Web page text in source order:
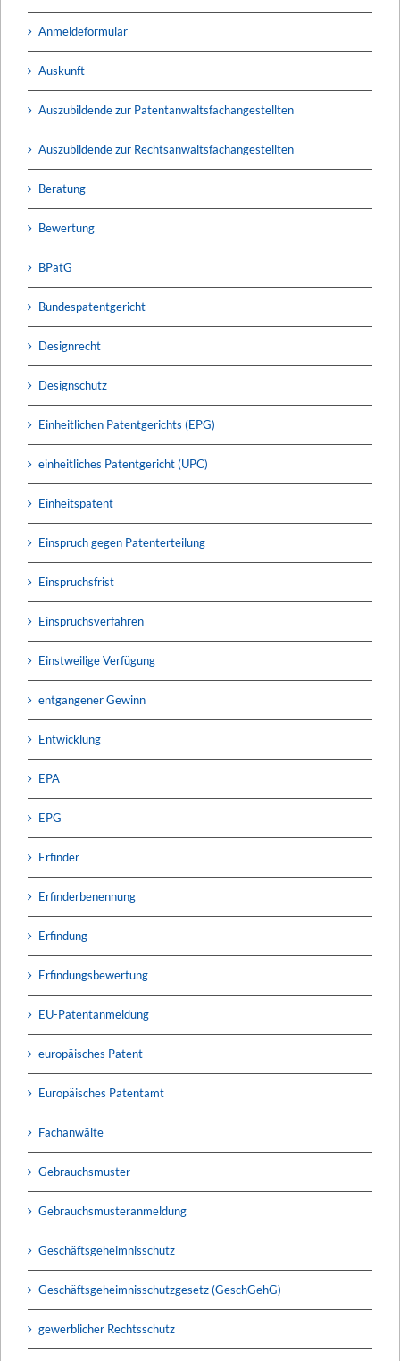
Anmeldeformular
Auskunft
Auszubildende zur Patentanwaltsfachangestellten
Auszubildende zur Rechtsanwaltsfachangestellten
Beratung
Bewertung
BPatG
Bundespatentgericht
Designrecht
Designschutz
Einheitlichen Patentgerichts (EPG)
einheitliches Patentgericht (UPC)
Einheitspatent
Einspruch gegen Patenterteilung
Einspruchsfrist
Einspruchsverfahren
Einstweilige Verfügung
entgangener Gewinn
Entwicklung
EPA
EPG
Erfinder
Erfinderbenennung
Erfindung
Erfindungsbewertung
EU-Patentanmeldung
europäisches Patent
Europäisches Patentamt
Fachanwälte
Gebrauchsmuster
Gebrauchsmusteranmeldung
Geschäftsgeheimnisschutz
Geschäftsgeheimnisschutzgesetz (GeschGehG)
gewerblicher Rechtsschutz